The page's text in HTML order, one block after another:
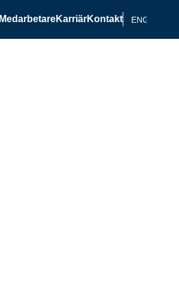
MedarbetareKarriärKontakt ENGELSKA